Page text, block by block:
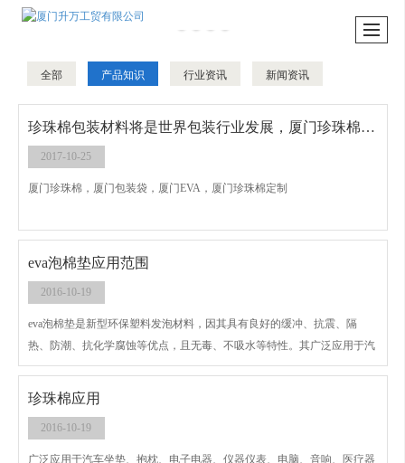
全部 产品知识 行业资讯 新闻资讯
珍珠棉包装材料将是世界包装行业发展，厦门珍珠棉，厦门包装袋，厦门EVA，厦门珍珠棉定制
2017-10-25
厦门珍珠棉，厦门包装袋，厦门EVA，厦门珍珠棉定制
eva泡棉垫应用范围
2016-10-19
eva泡棉垫是新型环保塑料发泡材料，因其具有良好的缓冲、抗震、隔
热、防潮、抗化学腐蚀等优点，且无毒、不吸水等特性。其广泛应用于汽
车、空调、冰箱、冰柜、家用电器、工程制冷及冷藏和冷冻等；溜冰鞋、
运动鞋的内衬材料，运动鞋垫，箱包背垫，冲浪板，跪垫；高档泡棉胶带
料；汽车的座椅、汽车内饰、车顶、脚踏垫、遮阳板材料；电器、精密仪
表、仪器等电子产品的防震缓冲包装等广泛领域。汽车电子配件、空调制
珍珠棉应用
2016-10-19
广泛应用于汽车坐垫、抱枕、电子电器、仪器仪表、电脑、音响、医疗器